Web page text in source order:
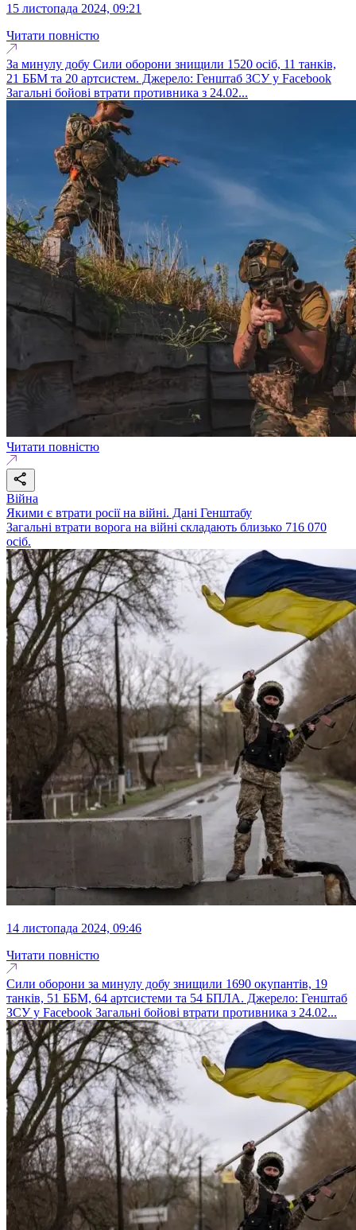
15 листопада 2024, 09:21
Читати повністю
За минулу добу Сили оборони знищили 1520 осіб, 11 танків,
21 ББМ та 20 артсистем. Джерело: Генштаб ЗСУ у Facebook
Загальні бойові втрати противника з 24.02...
Читати повністю
Війна
Якими є втрати росії на війні. Дані Генштабу
Загальні втрати ворога на війні складають близько 716 070
осіб.
14 листопада 2024, 09:46
Читати повністю
Сили оборони за минулу добу знищили 1690 окупантів, 19
танків, 51 ББМ, 64 артсистеми та 54 БПЛА. Джерело: Генштаб
ЗСУ у Facebook Загальні бойові втрати противника з 24.02...